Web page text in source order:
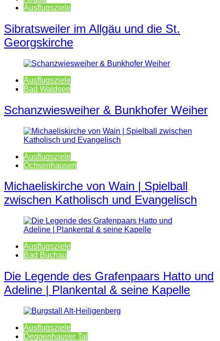
Ausflugsziele
Sibratsweiler im Allgäu und die St.
Georgskirche
Ausflugsziele
Bad Waldsee
Schanzwiesweiher & Bunkhofer Weiher
Ausflugsziele
Ochsenhausen
Michaeliskirche von Wain | Spielball
zwischen Katholisch und Evangelisch
Ausflugsziele
Bad Buchau
Die Legende des Grafenpaars Hatto und
Adeline | Plankental & seine Kapelle
Ausflugsziele
Deggenhauser Tal